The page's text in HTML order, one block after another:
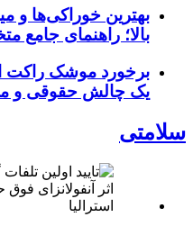
بهترین خوراکی‌ها و
بالا؛ راهنمای جامع
برخورد موشک راکت
یک چالش حقوقی و
سلامتی